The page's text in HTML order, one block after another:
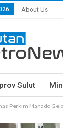
About Us
Sulut
Perkim Manado